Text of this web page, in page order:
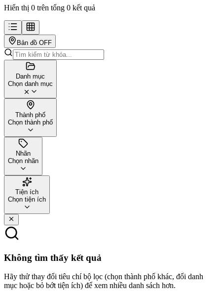
Hiển thị 0 trên tổng 0 kết quả
Bản đồ OFF
Danh mục
Chọn danh mục
Thành phố
Chọn thành phố
Nhãn
Chọn nhãn
Tiện ích
Chọn tiện ích
Không tìm thấy kết quả
Hãy thử thay đổi tiêu chí bộ lọc (chọn thành phố khác, đổi danh
mục hoặc bỏ bớt tiện ích) để xem nhiều danh sách hơn.